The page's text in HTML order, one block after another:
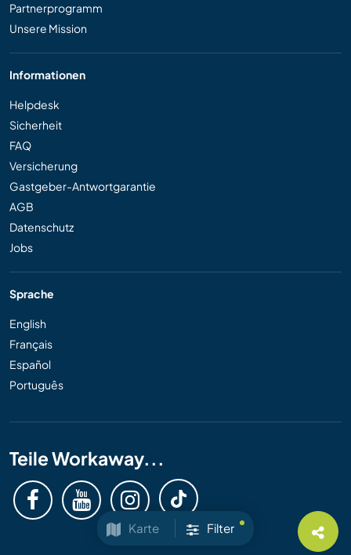
Karte Filter
Partnerprogramm
Unsere Mission
Informationen
Helpdesk
Sicherheit
FAQ
Versicherung
Gastgeber-Antwortgarantie
AGB
Datenschutz
Jobs
Sprache
English
Français
Español
Português
Teile Workaway...